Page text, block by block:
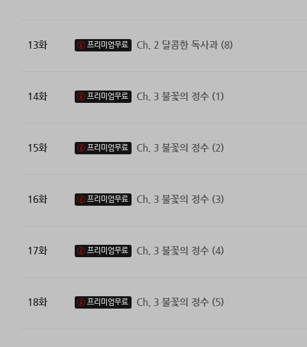
13화 프리미엄무료 Ch. 2 달콤한 독사과 (8)
14화 프리미엄무료 Ch. 3 불꽃의 정수 (1)
15화 프리미엄무료 Ch. 3 불꽃의 정수 (2)
16화 프리미엄무료 Ch. 3 불꽃의 정수 (3)
17화 프리미엄무료 Ch. 3 불꽃의 정수 (4)
18화 프리미엄무료 Ch. 3 불꽃의 정수 (5)